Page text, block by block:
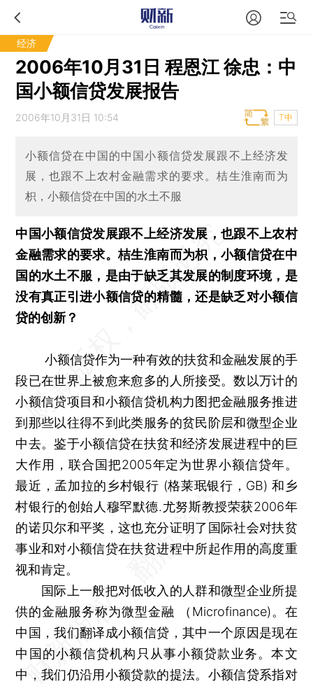
经济
2006年10月31日 程恩江 徐忠：中
国小额信贷发展报告
2006年10月31日 10:54 T中
小额信贷在中国的中国小额信贷发展跟不上经济发
展，也跟不上农村金融需求的要求。桔生淮南而为
枳，小额信贷在中国的水土不服
中国小额信贷发展跟不上经济发展，也跟不上农村
金融需求的要求。桔生淮南而为枳，小额信贷在中
国的水土不服，是由于缺乏其发展的制度环境，是
没有真正引进小额信贷的精髓，还是缺乏对小额信
贷的创新？
小额信贷作为一种有效的扶贫和金融发展的手
段已在世界上被愈来愈多的人所接受。数以万计的
小额信贷项目和小额信贷机构力图把金融服务推进
到那些以往得不到此类服务的贫民阶层和微型企业
中去。鉴于小额信贷在扶贫和经济发展进程中的巨
大作用，联合国把2005年定为世界小额信贷年。
最近，孟加拉的乡村银行 (格莱珉银行，GB) 和乡
村银行的创始人穆罕默德.尤努斯教授荣获2006年
的诺贝尔和平奖，这也充分证明了国际社会对扶贫
事业和对小额信贷在扶贫进程中所起作用的高度重
视和肯定。
国际上一般把对低收入的人群和微型企业所提
供的金融服务称为微型金融 （Microfinance)。在
中国，我们翻译成小额信贷，其中一个原因是现在
中国的小额信贷机构只从事小额贷款业务。本文
中，我们仍沿用小额贷款的提法。小额信贷系指对